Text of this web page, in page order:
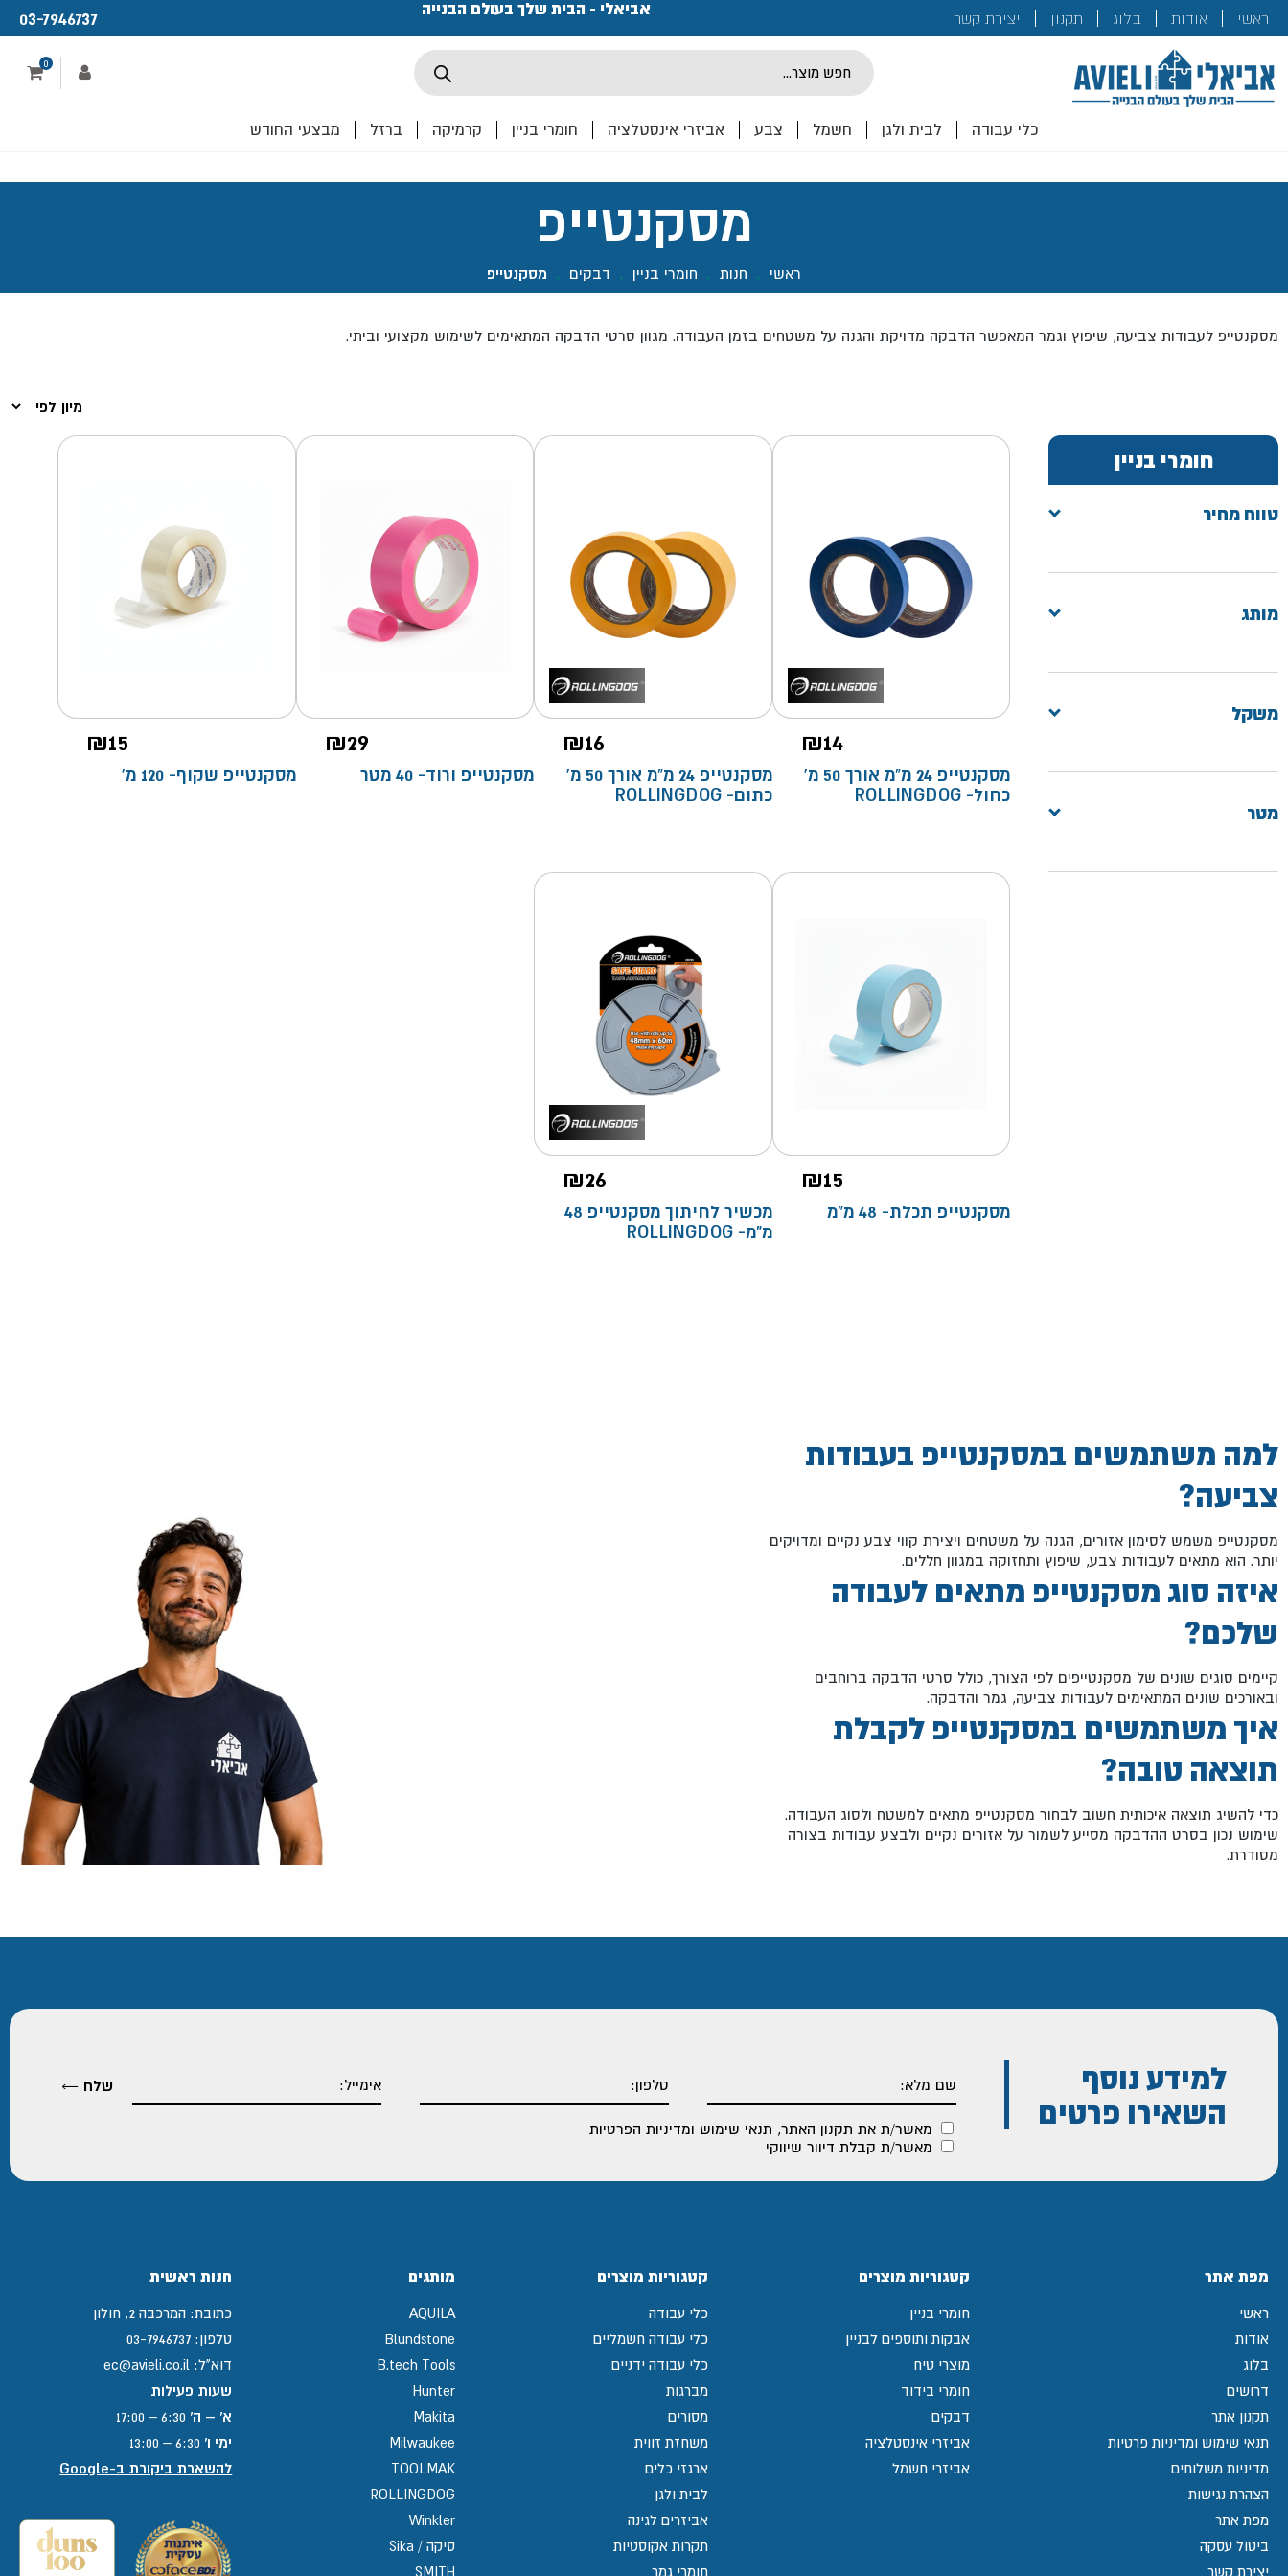
ראשי אודות בלוג תקנון יצירת קשרלכם!
אביאלי - הבית שלך בעולם הבנייה 03-7946737
Products
search
0
כלי עבודה לבית ולגן חשמל צבע אביזרי אינסטלציה חומרי בניין קרמיקה ברזל מבצעי החודש
מסקנטייפ
ראשי . חנות . חומרי בניין . דבקים . מסקנטייפ
מסקנטייפ לעבודות צביעה, שיפוץ וגמר המאפשר הדבקה מדויקת והגנה על משטחים בזמן העבודה. מגוון סרטי הדבקה המתאימים לשימוש מקצועי וביתי.
חומרי בניין
טווח מחיר
מותג
משקל
מטר
₪14
מסקנטייפ 24 מ"מ אורך 50 מ'
כחול- ROLLINGDOG
₪16
מסקנטייפ 24 מ"מ אורך 50 מ'
כתום- ROLLINGDOG
₪29
מסקנטייפ ורוד- 40 מטר
₪15
מסקנטייפ שקוף- 120 מ'
₪15
מסקנטייפ תכלת- 48 מ"מ
₪26
מכשיר לחיתוך מסקנטייפ 48
מ"מ- ROLLINGDOG
למה משתמשים במסקנטייפ בעבודות
צביעה?
מסקנטייפ משמש לסימון אזורים, הגנה על משטחים ויצירת קווי צבע נקיים ומדויקים
יותר. הוא מתאים לעבודות צבע, שיפוץ ותחזוקה במגוון חללים.
איזה סוג מסקנטייפ מתאים לעבודה
שלכם?
קיימים סוגים שונים של מסקנטייפים לפי הצורך, כולל סרטי הדבקה ברוחבים
ובאורכים שונים המתאימים לעבודות צביעה, גמר והדבקה.
איך משתמשים במסקנטייפ לקבלת
תוצאה טובה?
כדי להשיג תוצאה איכותית חשוב לבחור מסקנטייפ מתאים למשטח ולסוג העבודה.
שימוש נכון בסרט ההדבקה מסייע לשמור על אזורים נקיים ולבצע עבודות בצורה
מסודרת.
למידע נוסף
השאירו פרטים
מאשר/ת את תקנון האתר, תנאי שימוש ומדיניות הפרטיות
מאשר/ת קבלת דיוור שיווקי
מפת אתר
ראשי
אודות
בלוג
דרושים
תקנון אתר
תנאי שימוש ומדיניות פרטיות
מדיניות משלוחים
הצהרת נגישות
מפת אתר
ביטול עסקה
יצירת קשר
קטגוריות מוצרים
חומרי בניין
אבקות ותוספים לבניין
מוצרי טיח
חומרי בידוד
דבקים
אביזרי אינסטלציה
אביזרי חשמל
קטגוריות מוצרים
כלי עבודה
כלי עבודה חשמליים
כלי עבודה ידניים
מברגות
מסורים
משחזת זווית
ארגזי כלים
לבית ולגן
אביזרים לגינה
תקרות אקוסטיות
חומרי גמר
מותגים
AQUILA
Blundstone
B.tech Tools
Hunter
Makita
Milwaukee
TOOLMAK
ROLLINGDOG
Winkler
סיקה / Sika
SMITH
חנות ראשית
כתובת: המרכבה 2, חולון
טלפון: 03-7946737
דוא"ל: ec@avieli.co.il
שעות פעילות
א' – ה'
ימי ו'
להשארת ביקורת ב-Google